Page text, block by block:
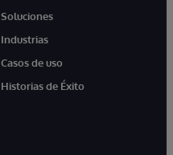
Soluciones
Industrias
Casos de uso
Historias de Éxito